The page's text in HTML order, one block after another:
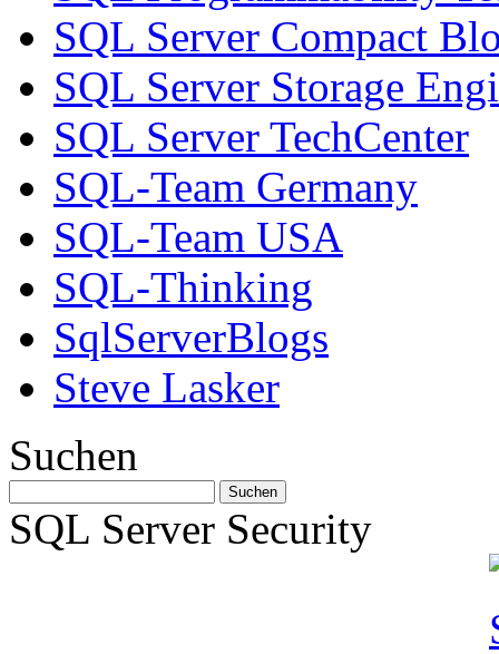
SQL Server Compact
SQL Server Storage
SQL Server TechCenter
SQL-Team Germany
SQL-Team USA
SQL-Thinking
SqlServerBlogs
Steve Lasker
Suchen
SQL Server Security